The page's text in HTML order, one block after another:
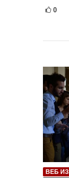
0
ВЕБ